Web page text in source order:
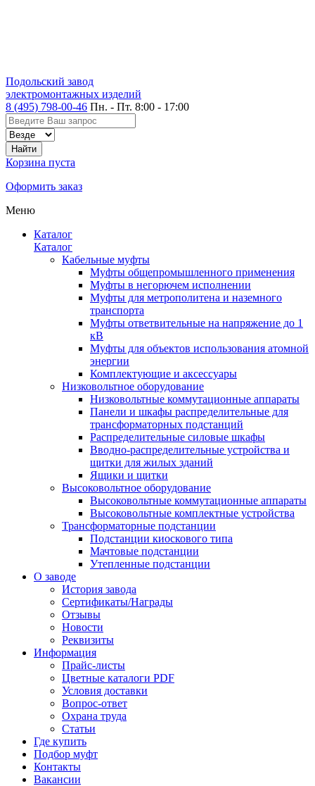
Подольский завод
электромонтажных изделий
8 (495) 798-00-46 Пн. - Пт. 8:00 - 17:00
Корзина пуста
Оформить заказ
Меню
Каталог
Каталог
Кабельные муфты
Муфты общепромышленного применения
Муфты в негорючем исполнении
Муфты для метрополитена и наземного
транспорта
Муфты ответвительные на напряжение до 1
кВ
Муфты для объектов использования атомной
энергии
Комплектующие и аксессуары
Низковольтное оборудование
Низковольтные коммутационные аппараты
Панели и шкафы распределительные для
трансформаторных подстанций
Распределительные силовые шкафы
Вводно-распределительные устройства и
щитки для жилых зданий
Ящики и щитки
Высоковольтное оборудование
Высоковольтные коммутационные аппараты
Высоковольтные комплектные устройства
Трансформаторные подстанции
Подстанции киоскового типа
Мачтовые подстанции
Утепленные подстанции
О заводе
История завода
Сертификаты/Награды
Отзывы
Новости
Реквизиты
Информация
Прайс-листы
Цветные каталоги PDF
Условия доставки
Вопрос-ответ
Охрана труда
Статьи
Где купить
Подбор муфт
Контакты
Вакансии